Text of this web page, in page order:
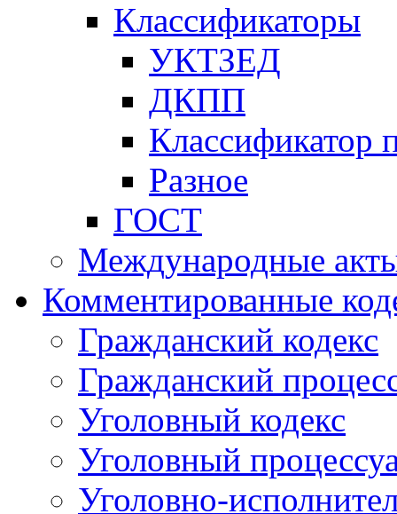
Классификаторы
УКТЗЕД
ДКПП
Классификатор
Разное
ГОСТ
Международные
Комментированные
Гражданский кодекс
Гражданский
Уголовный кодекс
Уголовный
Уголовно-